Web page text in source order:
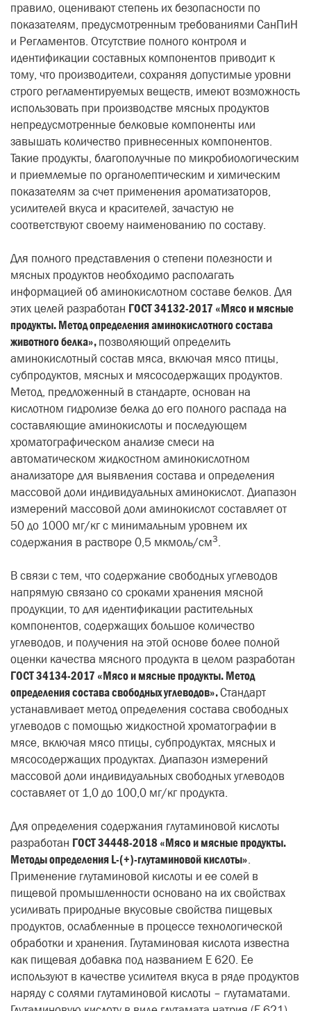
правило, оценивают степень их безопасности по
показателям, предусмотренным требованиями СанПиН
и Регламентов. Отсутствие полного контроля и
идентификации составных компонентов приводит к
тому, что производители, сохраняя допустимые уровни
строго регламентируемых веществ, имеют возможность
использовать при производстве мясных продуктов
непредусмотренные белковые компоненты или
завышать количество привнесенных компонентов.
Такие продукты, благополучные по микробиологическим
и приемлемые по органолептическим и химическим
показателям за счет применения ароматизаторов,
усилителей вкуса и красителей, зачастую не
соответствуют своему наименованию по составу.
Для полного представления о степени полезности и
мясных продуктов необходимо располагать
информацией об аминокислотном составе белков. Для
этих целей разработан ГОСТ 34132-2017 «Мясо и мясные
продукты. Метод определения аминокислотного состава
животного белка»,позволяющий определить
аминокислотный состав мяса, включая мясо птицы,
субпродуктов, мясных и мясосодержащих продуктов.
Метод, предложенный в стандарте, основан на
кислотном гидролизе белка до его полного распада на
составляющие аминокислоты и последующем
хроматографическом анализе смеси на
автоматическом жидкостном аминокислотном
анализаторе для выявления состава и определения
массовой доли индивидуальных аминокислот. Диапазон
измерений массовой доли аминокислот составляет от
50 до 1000 мг/кг с минимальным уровнем их
содержания в растворе 0,5 мкмоль/см3.
В связи с тем, что содержание свободных углеводов
напрямую связано со сроками хранения мясной
продукции, то для идентификации растительных
компонентов, содержащих большое количество
углеводов, и получения на этой основе более полной
оценки качества мясного продукта в целом разработан
ГОСТ 34134-2017 «Мясо и мясные продукты. Метод
определения состава свободных углеводов».Стандарт
устанавливает метод определения состава свободных
углеводов с помощью жидкостной хроматографии в
мясе, включая мясо птицы, субпродуктах, мясных и
мясосодержащих продуктах. Диапазон измерений
массовой доли индивидуальных свободных углеводов
составляет от 1,0 до 100,0 мг/кг продукта.
Для определения содержания глутаминовой кислоты
разработан ГОСТ 34448-2018 «Мясо и мясные продукты.
Методы определенияL-(+)-глутаминовой кислоты».
Применение глутаминовой кислоты и ее солей в
пищевой промышленности основано на их свойствах
усиливать природные вкусовые свойства пищевых
продуктов, ослабленные в процессе технологической
обработки и хранения. Глутаминовая кислота известна
как пищевая добавка под названием Е 620. Ее
используют в качестве усилителя вкуса в ряде продуктов
наряду с солями глутаминовой кислоты – глутаматами.